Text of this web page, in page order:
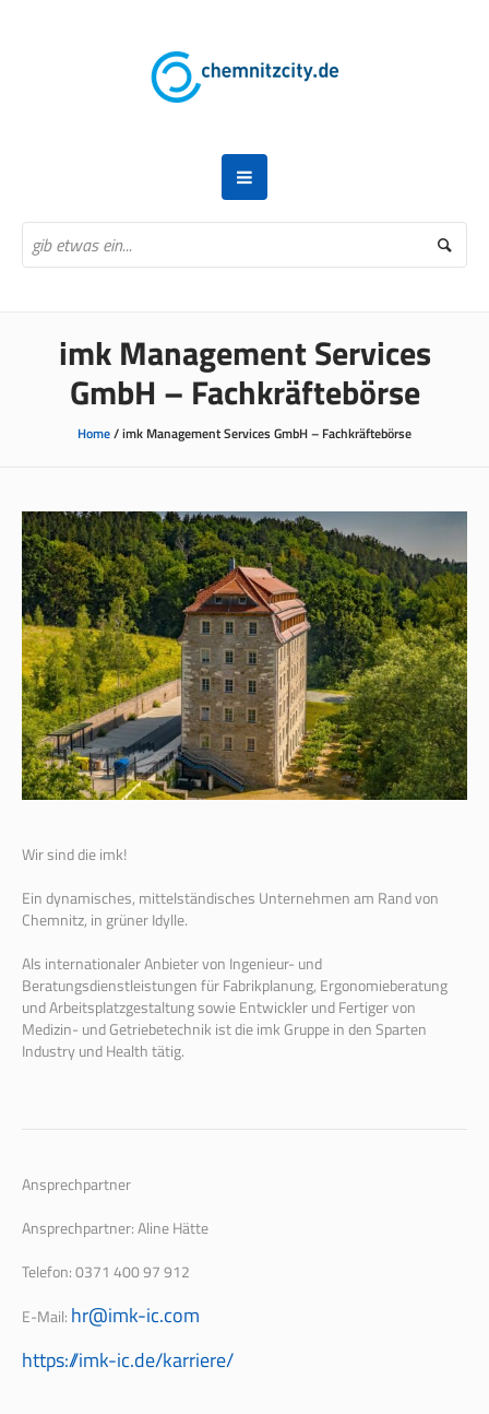
imk Management Services
GmbH – Fachkräftebörse
Home/imk Management Services GmbH – Fachkräftebörse
Wir sind die imk!
Ein dynamisches, mittelständisches Unternehmen am Rand von
Chemnitz, in grüner Idylle.
Als internationaler Anbieter von Ingenieur- und
Beratungsdienstleistungen für Fabrikplanung, Ergonomieberatung
und Arbeitsplatzgestaltung sowie Entwickler und Fertiger von
Medizin- und Getriebetechnik ist die imk Gruppe in den Sparten
Industry und Health tätig.
Ansprechpartner
Ansprechpartner: Aline Hätte
Telefon: 0371 400 97 912
E-Mail: hr@imk-ic.com
https://imk-ic.de/karriere/